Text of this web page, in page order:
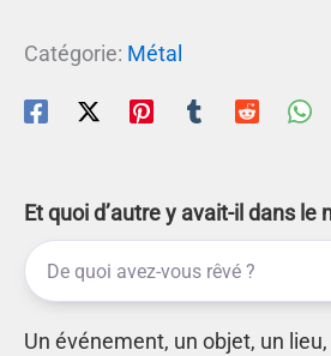
Catégorie: Métal
Et quoi d’autre y avait-il dans le
Un événement, un objet, un